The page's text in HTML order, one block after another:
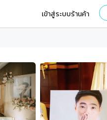
เข้าสู่ระบบร้านค้า